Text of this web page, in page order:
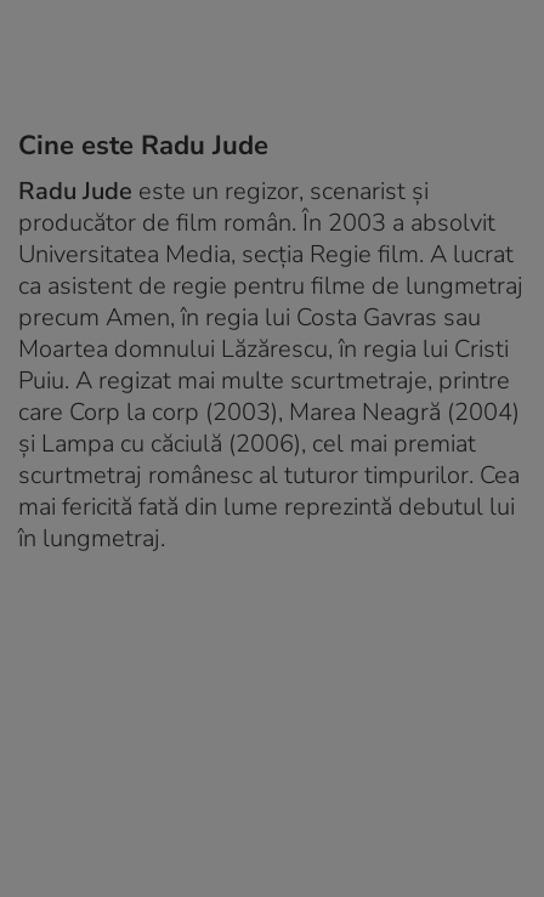
Cine este Radu Jude
Radu Jude este un regizor, scenarist și
producător de film român. În 2003 a absolvit
Universitatea Media, secția Regie film. A lucrat
ca asistent de regie pentru filme de lungmetraj
precum Amen, în regia lui Costa Gavras sau
Moartea domnului Lăzărescu, în regia lui Cristi
Puiu. A regizat mai multe scurtmetraje, printre
care Corp la corp (2003), Marea Neagră (2004)
și Lampa cu căciulă (2006), cel mai premiat
scurtmetraj românesc al tuturor timpurilor. Cea
mai fericită fată din lume reprezintă debutul lui
în lungmetraj.